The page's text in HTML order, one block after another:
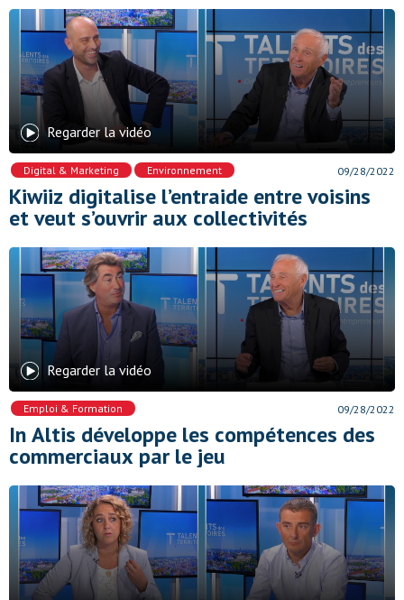
Regarder la vidéo
Digital & Marketing Environnement 09/28/2022
Kiwiiz digitalise l’entraide entre voisins
et veut s’ouvrir aux collectivités
Regarder la vidéo
Emploi & Formation 09/28/2022
In Altis développe les compétences des
commerciaux par le jeu